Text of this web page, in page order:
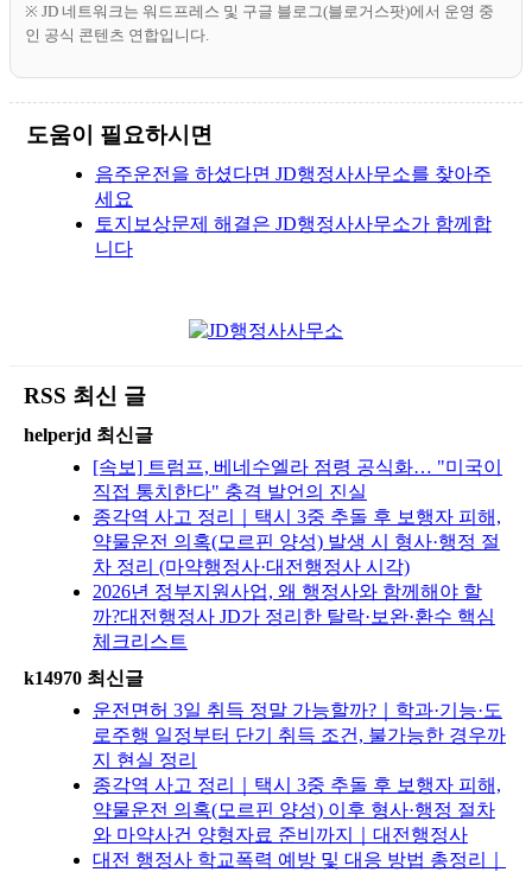
※ JD 네트워크는 워드프레스 및 구글 블로그(블로거스팟)에서 운영 중
인 공식 콘텐츠 연합입니다.
도움이 필요하시면
음주운전을 하셨다면 JD행정사사무소를 찾아주
세요
토지보상문제 해결은 JD행정사사무소가 함께합
니다
RSS 최신 글
helperjd 최신글
[속보] 트럼프, 베네수엘라 점령 공식화… "미국이
직접 통치한다" 충격 발언의 진실
종각역 사고 정리｜택시 3중 추돌 후 보행자 피해,
약물운전 의혹(모르핀 양성) 발생 시 형사·행정 절
차 정리 (마약행정사·대전행정사 시각)
2026년 정부지원사업, 왜 행정사와 함께해야 할
까?대전행정사 JD가 정리한 탈락·보완·환수 핵심
체크리스트
k14970 최신글
운전면허 3일 취득 정말 가능할까?｜학과·기능·도
로주행 일정부터 단기 취득 조건, 불가능한 경우까
지 현실 정리
종각역 사고 정리｜택시 3중 추돌 후 보행자 피해,
약물운전 의혹(모르핀 양성) 이후 형사·행정 절차
와 마약사건 양형자료 준비까지｜대전행정사
대전 행정사 학교폭력 예방 및 대응 방법 총정리｜